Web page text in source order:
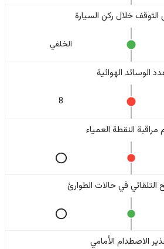
خلال ركن السيارة
الخلفي
الوسائد الهوائية
8
مراقبة النقطة العمياء
التلقائي في حالات الطوارئ
الاصطدام الأمامي